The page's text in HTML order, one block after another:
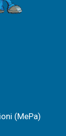
(MePa)